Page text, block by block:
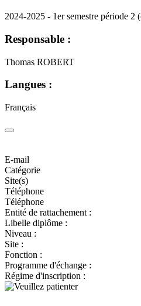
2024-2025 - 1er semestre période 2
Responsable :
Thomas ROBERT
Langues :
Français
E-mail
Catégorie
Site(s)
Téléphone
Téléphone
Entité de rattachement :
Libelle diplôme :
Niveau :
Site :
Fonction :
Programme d'échange :
Régime d'inscription :